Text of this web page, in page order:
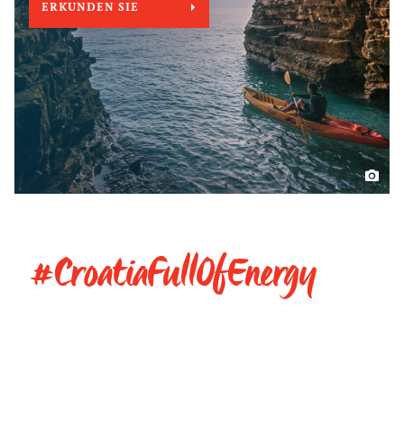
ERKUNDEN SIE
#CroatiaFullOfEnergy